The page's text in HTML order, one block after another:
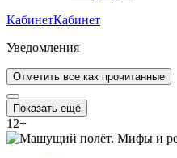
КабинетКабинет
Уведомления
Отметить все как прочитанные
Показать ещё
12+